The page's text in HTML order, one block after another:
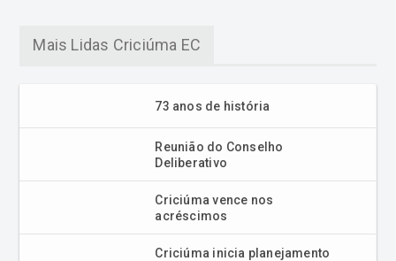
Mais Lidas Criciúma EC
73 anos de história
Reunião do Conselho
Deliberativo
Criciúma vence nos
acréscimos
Criciúma inicia planejamento